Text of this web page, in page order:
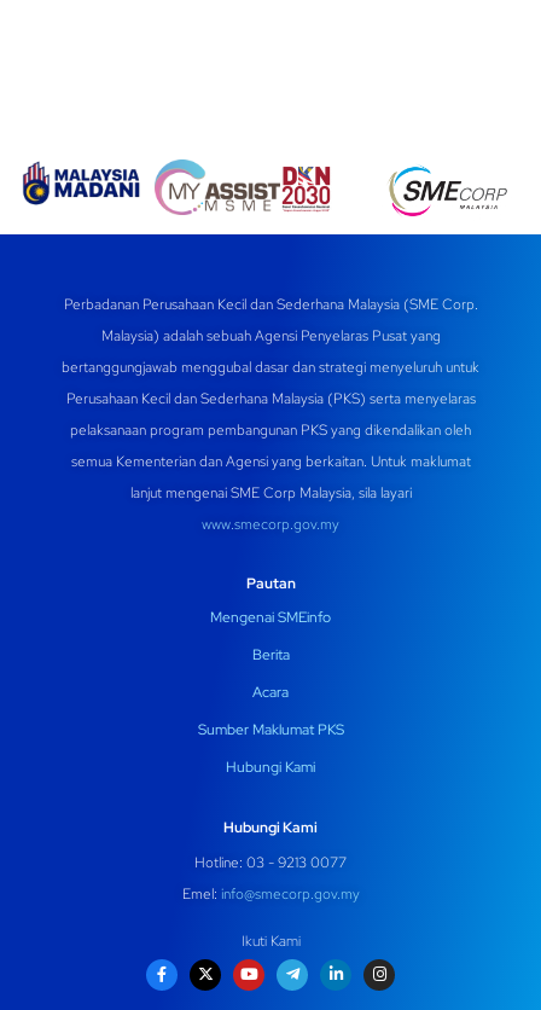
Perbadanan Perusahaan Kecil dan Sederhana Malaysia (SME Corp.
Malaysia) adalah sebuah Agensi Penyelaras Pusat yang
bertanggungjawab menggubal dasar dan strategi menyeluruh untuk
Perusahaan Kecil dan Sederhana Malaysia (PKS) serta menyelaras
pelaksanaan program pembangunan PKS yang dikendalikan oleh
semua Kementerian dan Agensi yang berkaitan. Untuk maklumat
lanjut mengenai SME Corp Malaysia, sila layari
www.smecorp.gov.my
Pautan
Mengenai SMEinfo
Berita
Acara
Sumber Maklumat PKS
Hubungi Kami
Hubungi Kami
Hotline: 03 - 9213 0077
Emel: info@smecorp.gov.my
Ikuti Kami